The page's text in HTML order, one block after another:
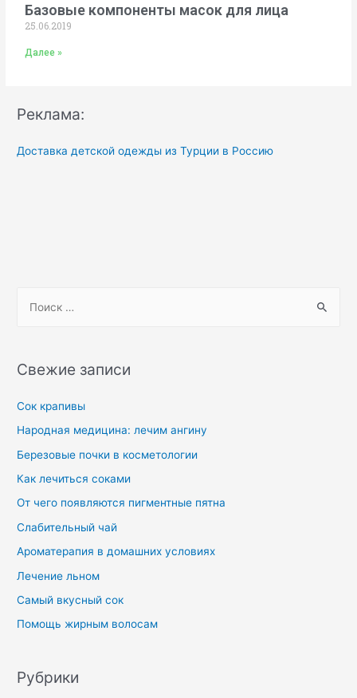
Базовые компоненты масок для лица
25.06.2019
Далее »
Реклама:
Доставка детской одежды из Турции в Россию
Свежие записи
Сок крапивы
Народная медицина: лечим ангину
Березовые почки в косметологии
Как лечиться соками
От чего появляются пигментные пятна
Слабительный чай
Ароматерапия в домашних условиях
Лечение льном
Самый вкусный сок
Помощь жирным волосам
Рубрики